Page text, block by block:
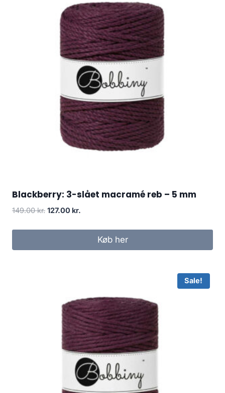
Blackberry: 3-slået macramé reb – 5 mm
149.00kr. 127.00 kr.
Køb her
Sale!